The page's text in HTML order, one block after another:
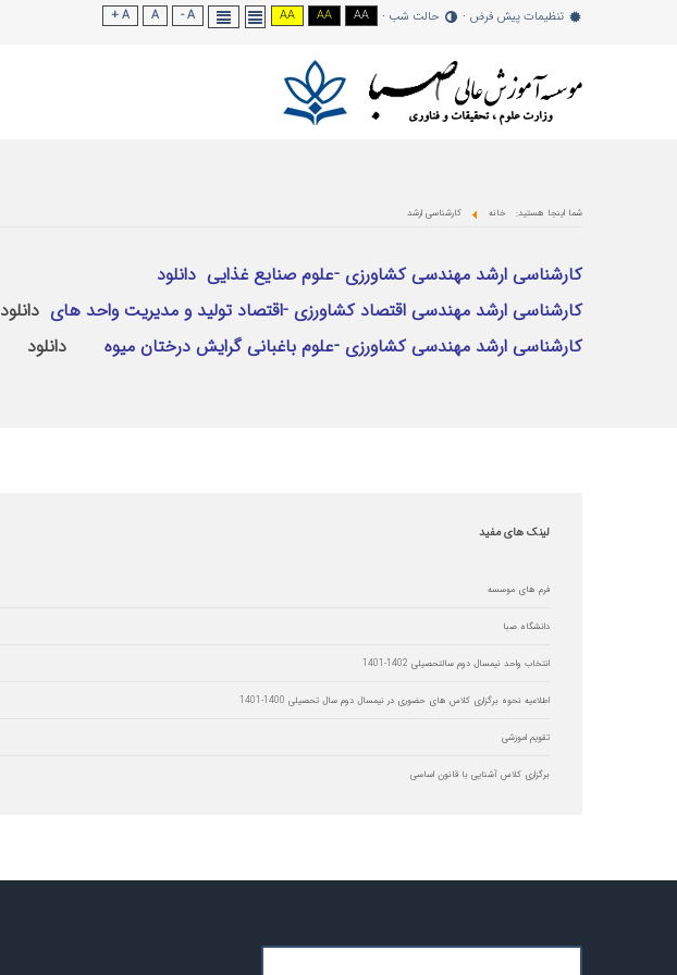
تنظیمات پیش فرض حالت شب AA
AA
AA
A -
A
A +
شما اینجا هستید: خانه کارشناسی ارشد
کارشناسی ارشد مهندسی کشاورزی -علوم صنایع غذایی دانلود
کارشناسی ارشد مهندسی اقتصاد کشاورزی -اقتصاد تولید و مدیریت واحد های دانلود
کارشناسی ارشد مهندسی کشاورزی -علوم باغبانی گرایش درختان میوه دانلود
لینکهای مفید
فرم های موسسه
دانشگاه صبا
انتخاب واحد نیمسال دوم سالتحصیلی 1402-1401
اطلاعیه نحوه برگزاری کلاس های حضوری در نیمسال دوم سال تحصیلی 1400-1401
تقویم اموزشی
برگزاری کلاس آشنایی با قانون اساسی